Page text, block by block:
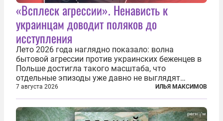
«Всплеск агрессии». Ненависть к
украинцам доводит поляков до
исступления
Лето 2026 года наглядно показало: волна
бытовой агрессии против украинских беженцев в
Польше достигла такого масштаба, что
отдельные эпизоды уже давно не выглядят
случайными. Поляки, судя по происходящему,
буквально теряют рассудок от ненависти к
украинским беженцам, и каждый новый случай
по-своему...
7 августа 2026 ИЛЬЯ МАКСИМОВ